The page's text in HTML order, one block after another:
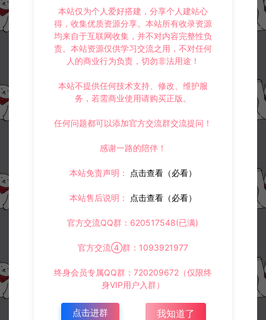
本站仅为个人爱好搭建，分享个人建站心
得，收集优质资源分享。本站所有收录资源
均来自于互联网收集，并不对内容完整性负
责。本站资源仅供学习交流之用，不对任何
人的商业行为负责，切勿非法用途！
本站不提供任何技术支持、修改、维护服
务，若需商业使用请购买正版。
任何问题都可以添加官方交流群交流提问！
感谢一路的陪伴！
本站免责声明： 点击查看（必看）
本站售后说明： 点击查看（必看）
官方交流QQ群：620517548(已满)
官方交流④群：1093921977
终身会员专属QQ群：720209672（仅限终
身VIP用户入群）
点击进群 我知道了